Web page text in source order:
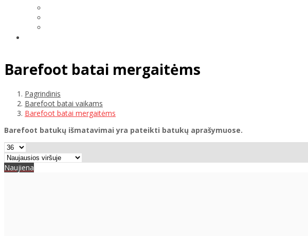
Barefoot batai mergaitėms
Pagrindinis
Barefoot batai vaikams
Barefoot batai mergaitėms
Barefoot batukų išmatavimai yra pateikti batukų aprašymuose.
Naujiena